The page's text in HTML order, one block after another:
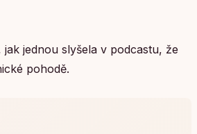
jednou slyšela v podcastu, že
pohodě.